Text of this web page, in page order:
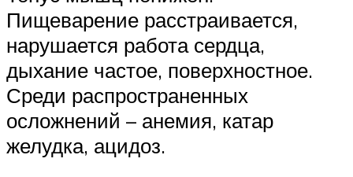
Пищеварение расстраивается,
нарушается работа сердца,
дыхание частое, поверхностное.
Среди распространенных
осложнений – анемия, катар
желудка, ацидоз.